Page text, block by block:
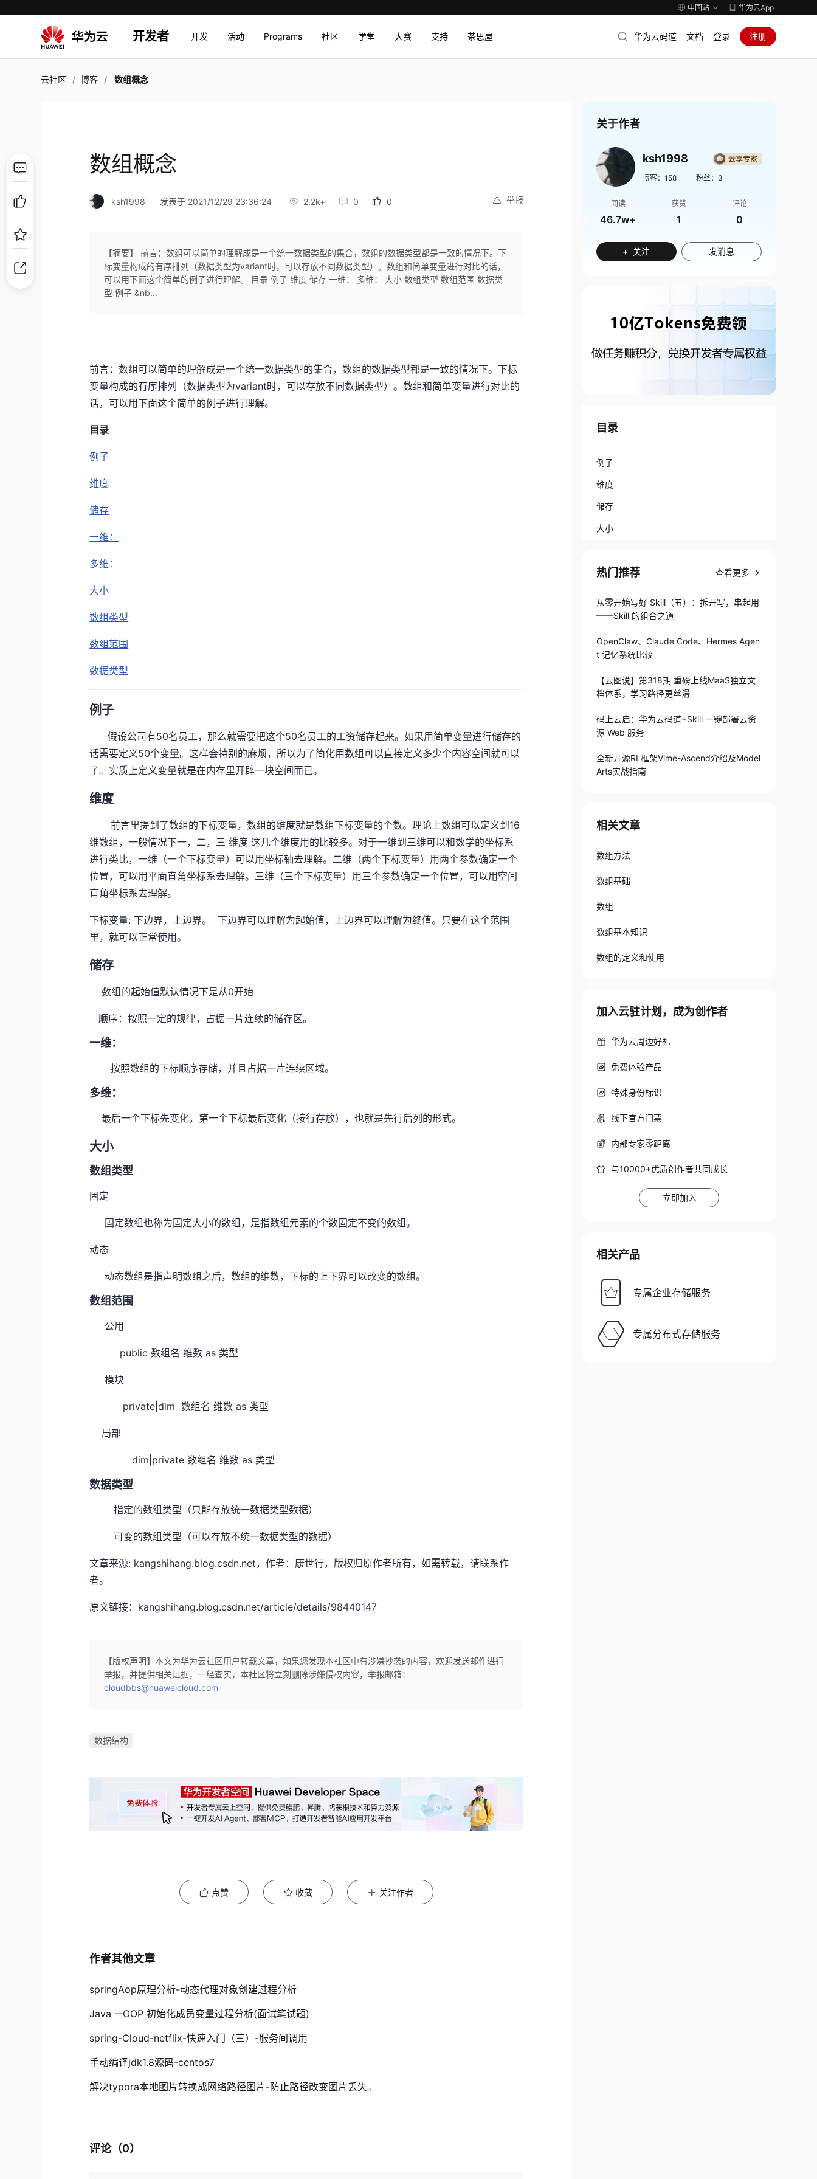
中国站 华为云App
开发者 开发 活动 Programs 社区 学堂 大赛 支持 茶思屋 华为云码道 文档 登录 注册
云社区 博客 数组概念
数组概念
举报
ksh1998 发表于 2021/12/29 23:36:24 2.2k+ 0 0
【摘要】 前言：数组可以简单的理解成是一个统一数据类型的集合，数组的数据类型都是一致的情况下。下
标变量构成的有序排列（数据类型为variant时，可以存放不同数据类型）。数组和简单变量进行对比的话，
可以用下面这个简单的例子进行理解。 目录 例子 维度 储存 一维： 多维： 大小 数组类型 数组范围 数据类
型 例子 &nb...
前言：数组可以简单的理解成是一个统一数据类型的集合，数组的数据类型都是一致的情况下。下标
变量构成的有序排列（数据类型为variant时，可以存放不同数据类型）。数组和简单变量进行对比的
话，可以用下面这个简单的例子进行理解。
目录
例子
维度
储存
一维：
多维：
大小
数组类型
数组范围
数据类型
例子
假设公司有50名员工，那么就需要把这个50名员工的工资储存起来。如果用简单变量进行储存的
话需要定义50个变量。这样会特别的麻烦，所以为了简化用数组可以直接定义多少个内容空间就可以
了。实质上定义变量就是在内存里开辟一块空间而已。
维度
前言里提到了数组的下标变量，数组的维度就是数组下标变量的个数。理论上数组可以定义到16
维数组，一般情况下一，二，三 维度 这几个维度用的比较多。对于一维到三维可以和数学的坐标系
进行类比，一维（一个下标变量）可以用坐标轴去理解。二维（两个下标变量）用两个参数确定一个
位置，可以用平面直角坐标系去理解。三维（三个下标变量）用三个参数确定一个位置，可以用空间
直角坐标系去理解。
下标变量: 下边界，上边界。 下边界可以理解为起始值，上边界可以理解为终值。只要在这个范围
里，就可以正常使用。
储存
数组的起始值默认情况下是从0开始
顺序：按照一定的规律，占据一片连续的储存区。
一维：
按照数组的下标顺序存储，并且占据一片连续区域。
多维：
最后一个下标先变化，第一个下标最后变化（按行存放），也就是先行后列的形式。
大小
数组类型
固定
固定数组也称为固定大小的数组，是指数组元素的个数固定不变的数组。
动态
动态数组是指声明数组之后，数组的维数，下标的上下界可以改变的数组。
数组范围
公用
public 数组名 维数 as 类型
模块
private|dim 数组名 维数 as 类型
局部
dim|private 数组名 维数 as 类型
数据类型
指定的数组类型（只能存放统一数据类型数据）
可变的数组类型（可以存放不统一数据类型的数据）
文章来源: kangshihang.blog.csdn.net，作者：康世行，版权归原作者所有，如需转载，请联系作
者。
原文链接：kangshihang.blog.csdn.net/article/details/98440147
【版权声明】本文为华为云社区用户转载文章，如果您发现本社区中有涉嫌抄袭的内容，欢迎发送邮件进行
举报，并提供相关证据，一经查实，本社区将立刻删除涉嫌侵权内容，举报邮箱：
cloudbbs@huaweicloud.com
数据结构
点赞 收藏 关注作者
作者其他文章
springAop原理分析-动态代理对象创建过程分析
Java --OOP 初始化成员变量过程分析(面试笔试题)
spring-Cloud-netflix-快速入门（三）-服务间调用
手动编译jdk1.8源码-centos7
解决typora本地图片转换成网络路径图片-防止路径改变图片丢失。
评论（0）
关于作者
ksh1998
博客： 158 粉丝： 3
阅读
46.7w+
获赞
1
评论
0
+ 关注 发消息
目录
例子
维度
储存
大小
热门推荐 查看更多
从零开始写好 Skill（五）：拆开写，串起用
——Skill 的组合之道
OpenClaw、Claude Code、Hermes Agen
t 记忆系统比较
【云图说】第318期 重磅上线MaaS独立文
档体系，学习路径更丝滑
码上云启：华为云码道+Skill 一键部署云资
源 Web 服务
全新开源RL框架Vime-Ascend介绍及Model
Arts实战指南
相关文章
数组方法
数组基础
数组
数组基本知识
数组的定义和使用
加入云驻计划，成为创作者
华为云周边好礼
免费体验产品
特殊身份标识
线下官方门票
内部专家零距离
与10000+优质创作者共同成长
立即加入
相关产品
专属企业存储服务
专属分布式存储服务